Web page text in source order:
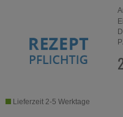
Lieferzeit 2-5 Werktage